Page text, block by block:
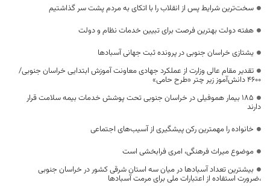
سخت‌ترین شرایط پس از انقلاب را با اتکای به مردم پشت سر گذاشتیم
هفته دولت بهترین فرصت برای تبیین خدمات نظام و دولت
یشتازی خراسان جنوبی در پرونده ثبت جهانی آسبادها
تقدیر مقام عالی وزارت از عملکرد جهادی معاونت آموزش ابتدایی خراسان جنوبی/
۴۶۰۰ دانش‌آموز زیر چتر «طرح حامی»
۱۸۵ بیمار هموفیلی در خراسان جنوبی تحت پوشش خدمات بیمه سلامت قرار
دارند
خانواده را مهمترین رکن پیشگیری از آسیب‌های اجتماعی
موضوع میراث فرهنگی، امری فرابخشی است
بیشترین تعداد آسبادها در میان سه استان شرقی کشور در خراسان جنوبی
،ضرورت استفاده از اعتبارات ملی برای مرمت آسبادها